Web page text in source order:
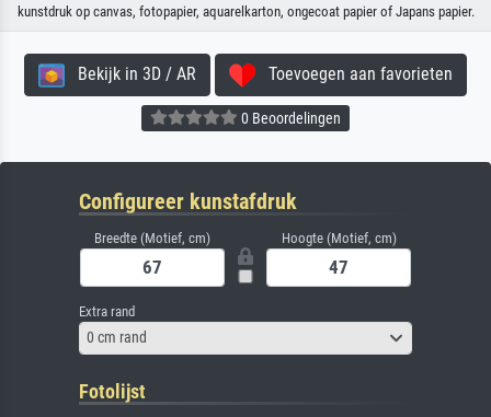
kunstdruk op canvas, fotopapier, aquarelkarton, ongecoat papier of Japans papier.
Bekijk in 3D / AR Toevoegen aan favorieten
0 Beoordelingen
Configureer kunstafdruk
Breedte (Motief, cm) Hoogte (Motief, cm)
Extra rand
0 cm rand
Fotolijst